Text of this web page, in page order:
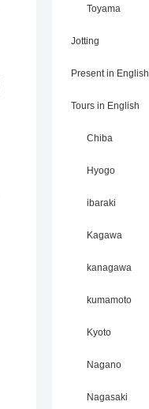
Toyama
Jotting
Present in English
Tours in English
Chiba
Hyogo
ibaraki
Kagawa
kanagawa
kumamoto
Kyoto
Nagano
Nagasaki